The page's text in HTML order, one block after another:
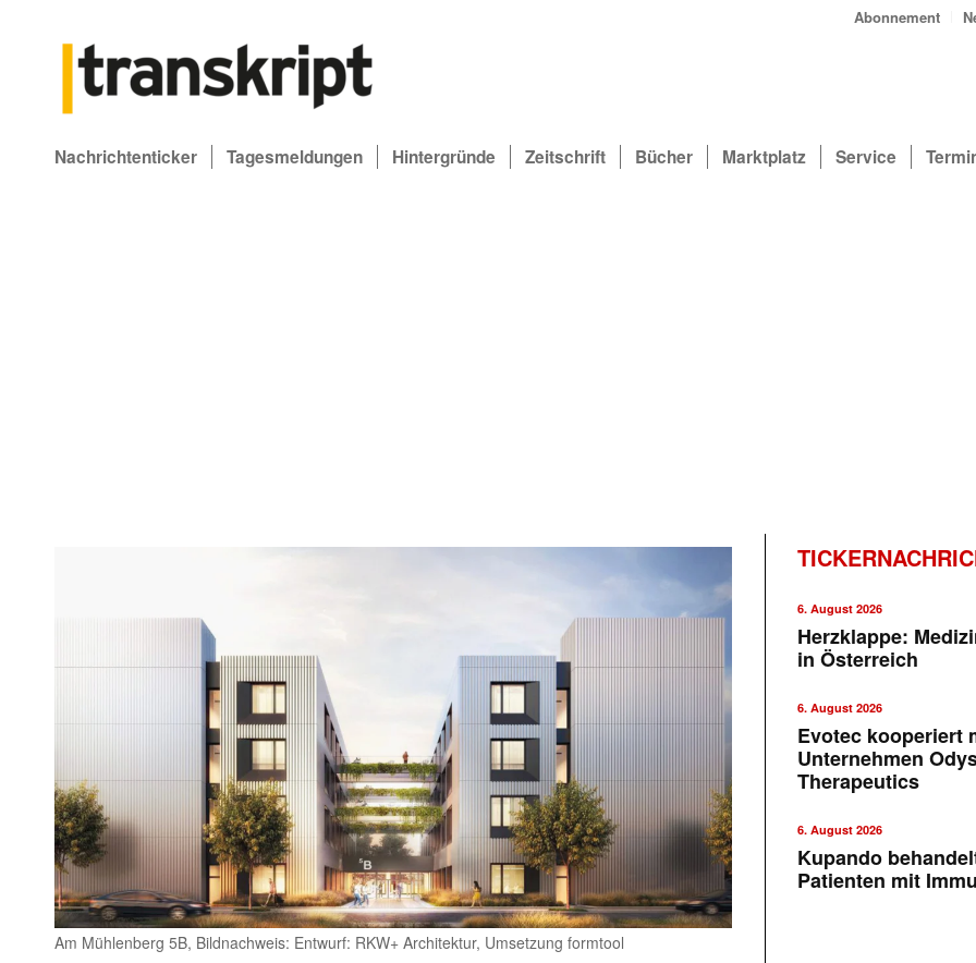
Abonnement
Nachrichtenticker Tagesmeldungen Hintergründe Zeitschrift Bücher Marktplatz Service
Am Mühlenberg 5B, Bildnachweis: Entwurf: RKW+ Architektur, Umsetzung formtool
6. August 2026
Herzklappe:
in Österreich
6. August 2026
Evotec kooperiert
Unternehmen
Therapeutics
6. August 2026
Kupando
Patienten mit